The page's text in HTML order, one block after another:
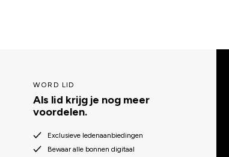
WORD LID
Als lid krijg je nog meer
voordelen.
Exclusieve ledenaanbiedingen
Bewaar alle bonnen digitaal